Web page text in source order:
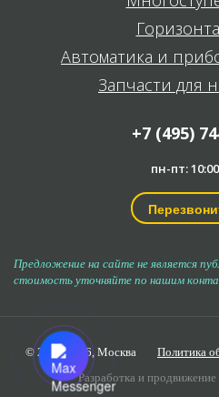
Автоматика и
Запчасти для
+7 (495)
пн-пт:
Предложение на сайте не является
стоимость уточняйте по нашим
© 2006-2026, Москва
Политика
Разработка и